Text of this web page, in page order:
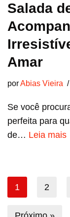
Salada
Amar
porAbias Vieira
Se você
perfeita para
de… Leia mais
1 2